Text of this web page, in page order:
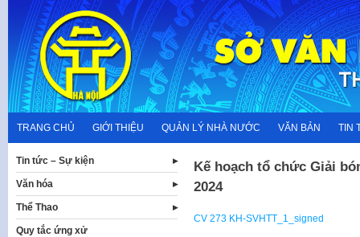
content
TRANG CHỦ GIỚI THIỆU QUẢN LÝ NHÀ NƯỚC VĂN BẢN TIN
Kế hoạch tổ chức Giải
2024
CV 273 KH-SVHTT_1_signed
Tin tức – Sự kiện
Văn hóa
Thể Thao
Quy tắc ứng xử